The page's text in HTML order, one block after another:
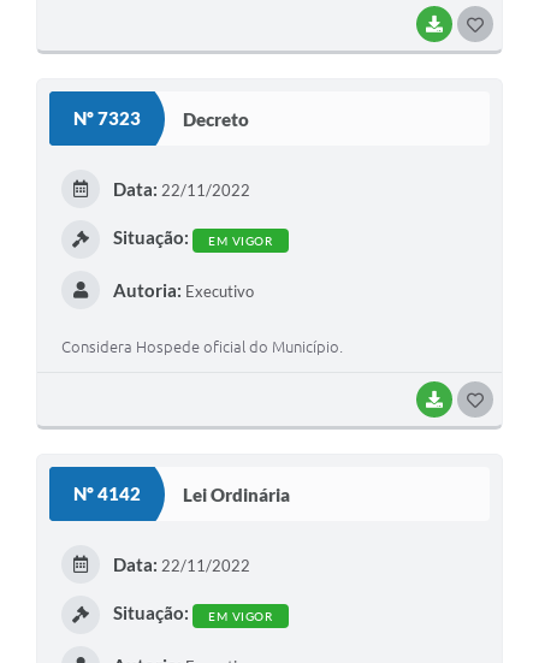
BAIXAR
Nº 7323 Decreto
BAIXAR
Data: 22/11/2022
Situação: EM VIGOR
Autoria: Executivo
Considera Hospede oficial do Município.
Nº 4142 Lei Ordinária
Data: 22/11/2022
Situação: EM VIGOR